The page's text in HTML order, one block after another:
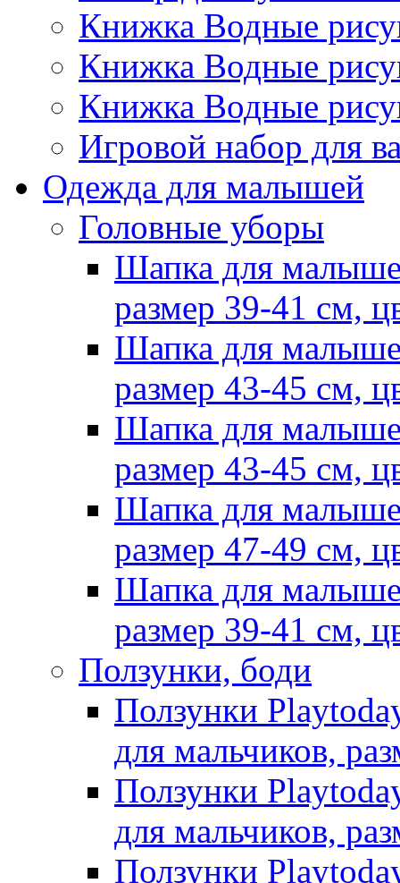
Книжка Водные
Книжка Водные
Книжка Водные
Игровой набор для
Одежда для малышей
Головные уборы
Шапка для
размер 39-41 см,
Шапка для
размер 43-45 см,
Шапка для
размер 43-45 см,
Шапка для
размер 47-49 см,
Шапка для
размер 39-41 см,
Ползунки, боди
Ползунки
для мальчиков,
Ползунки
для мальчиков,
Ползунки